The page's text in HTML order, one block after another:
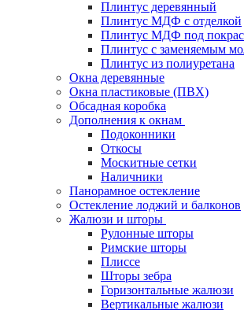
Плинтус деревянный
Плинтус МДФ с отделкой
Плинтус МДФ под
Плинтус с заменяемым
Плинтус из полиуретана
Окна деревянные
Окна пластиковые (ПВХ)
Обсадная коробка
Дополнения к окнам
Подоконники
Откосы
Москитные сетки
Наличники
Панорамное остекление
Остекление лоджий и балконов
Жалюзи и шторы
Рулонные шторы
Римские шторы
Плиссе
Шторы зебра
Горизонтальные жалюзи
Вертикальные жалюзи